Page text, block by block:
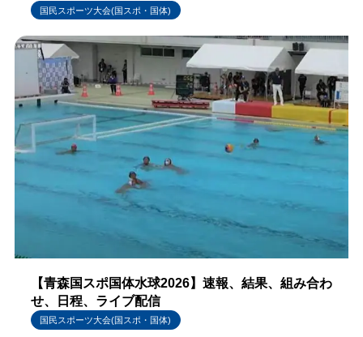
国民スポーツ大会(国スポ・国体)
【青森国スポ国体水球2026】速報、結果、組み合わ
せ、日程、ライブ配信
国民スポーツ大会(国スポ・国体)